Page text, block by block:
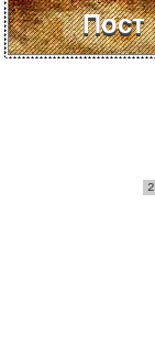
Пост